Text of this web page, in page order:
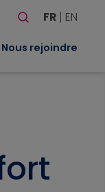
Rechercher
FR EN
Nous rejoindre